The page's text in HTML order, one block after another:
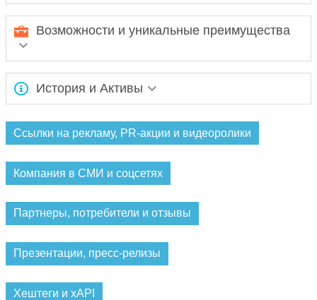
Агентство по мерчандайзингу и дизайну магазинов VMC
RETAIL. Оформление витрин и корпоративные тренинги.
Возможности и уникальные преимущества
VMC Retail решает все потребности ведущих розничных
брендов, и тех, кто стремится быть современным и
успешным. Марина Полковникова. Основатель.
История и Активы
Ссылки на рекламу, PR-акции и видеоролики
Компания в СМИ и соцсетях
Партнеры, потребители и отзывы
Презентации, пресс-релизы
Хештеги и xAPI